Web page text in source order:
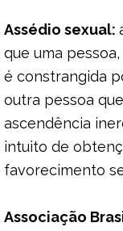
Assédio sexual:
que uma
é constrangida
outra pessoa
ascendência
intuito de
favorecimento
Associação